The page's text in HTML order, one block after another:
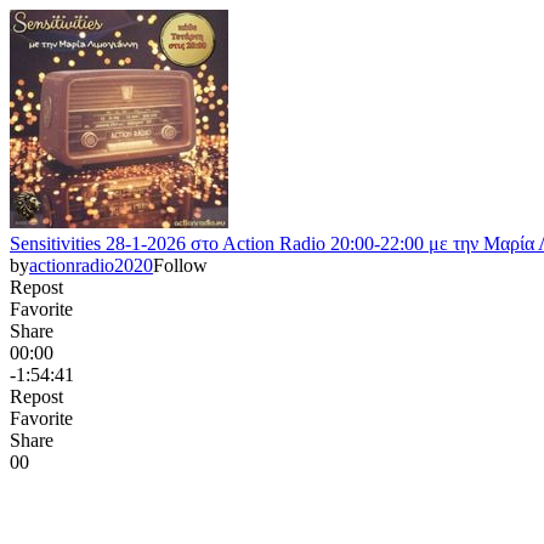
Sensitivities 28-1-2026 στο Αction Radio 20:00-22:00 με την Μαρία
byactionradio2020Follow
Repost
Favorite
Share
00:00
-1:54:41
Repost
Favorite
Share
00